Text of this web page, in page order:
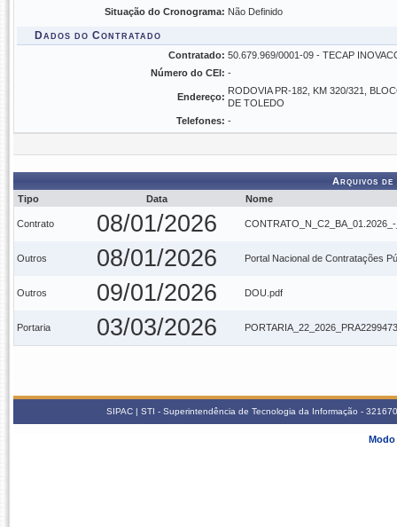
Situação do Cronograma: Não Definido
Dados do Contratado
Contratado: 50.679.969/0001-09 - TECAP
Número do CEI: -
Endereço:
RODOVIA PR-182, KM 320/321,
DE TOLEDO
Telefones: -
Arquivos
Tipo
Data Nome
Contrato 08/01/2026
Outros 08/01/2026 Portal Nacional de Contratações
Outros 09/01/2026 DOU.pdf
Portaria 03/03/2026
SIPAC | STI - Superintendência de Tecnologia da Informação -
Modo